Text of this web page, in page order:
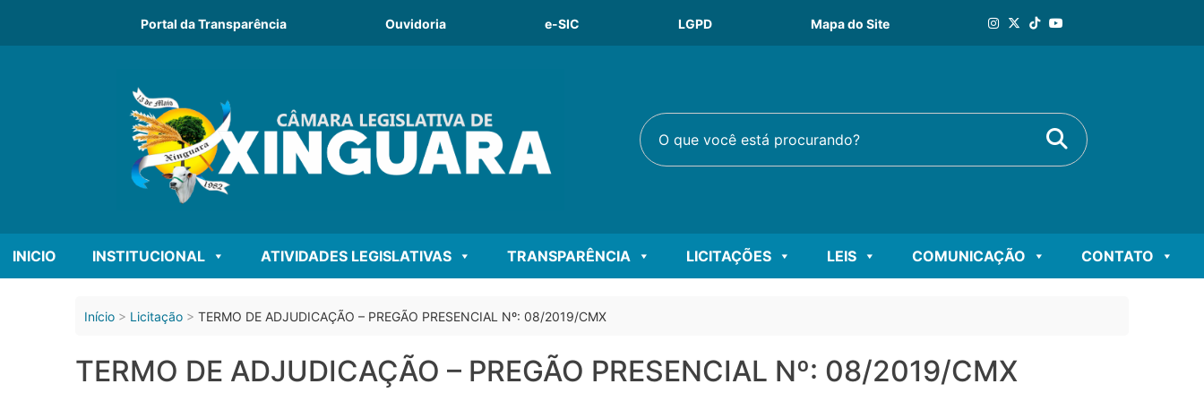
Portal da Transparência Ouvidoria e-SIC LGPD Mapa do Site
O que você está procurando? Buscar
INICIO INSTITUCIONAL ATIVIDADES LEGISLATIVAS TRANSPARÊNCIA LICITAÇÕES LEIS COMUNICAÇÃO CONTATO
Início Licitação TERMO DE ADJUDICAÇÃO – PREGÃO PRESENCIAL Nº: 08/2019/CMX
TERMO DE ADJUDICAÇÃO – PREGÃO PRESENCIAL Nº: 08/2019/CMX